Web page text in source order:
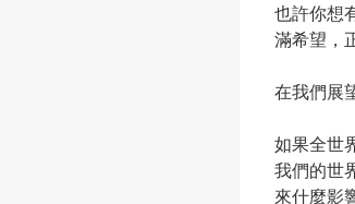
也許你想
滿希望，
在我們展
如果全世
我們的世
來什麼影